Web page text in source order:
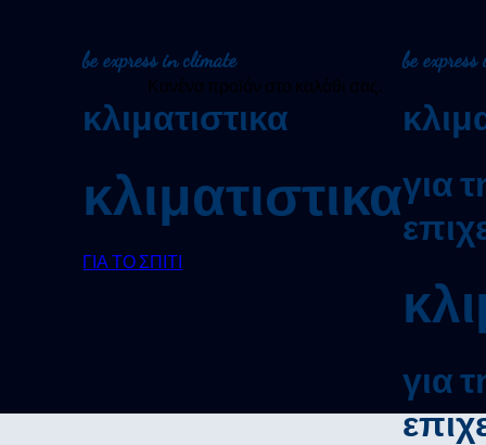
Κανένα προϊόν στο καλάθι σας.
be express in climate
κλιματιστικα
κλιματιστικα
ΓΙΑ ΤΟ ΣΠΙΤΙ
be
για
για